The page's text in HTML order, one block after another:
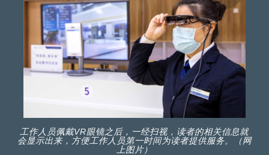
工作人员佩戴VR眼镜之后，一经扫视，读者的相关信息就
会显示出来，方便工作人员第一时间为读者提供服务。（网
上图片）